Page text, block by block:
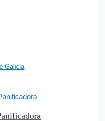
Galicia